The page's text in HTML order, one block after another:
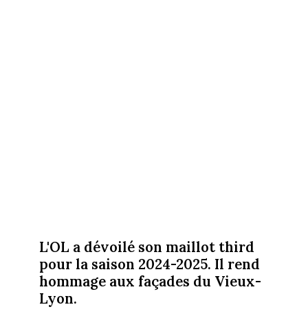
L'OL a dévoilé son maillot third
pour la saison 2024-2025. Il rend
hommage aux façades du Vieux-
Lyon.